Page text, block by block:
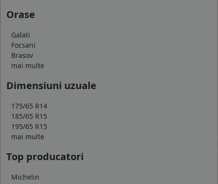
Orase
Galati
Focsani
Brasov
mai multe
Dimensiuni uzuale
175/65 R14
185/65 R15
195/65 R15
mai multe
Top producatori
Michelin